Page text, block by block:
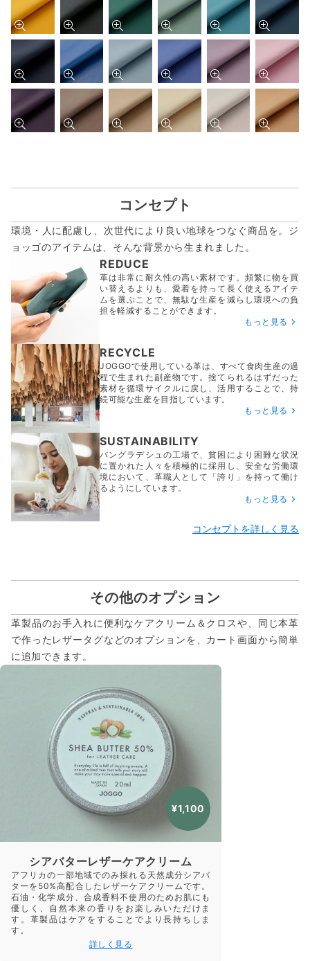
コンセプト
環境・人に配慮し、次世代により良い地球をつなぐ商品を。ジ
ョッゴのアイテムは、 そんな背景から生まれました。
REDUCE
革は非常に耐久性の高い素材です。頻繁に物を買
い替えるよりも、愛着を持って長く使えるアイテ
ムを選ぶことで、無駄な生産を減らし環境への負
担を軽減することができます。
もっと見る
RECYCLE
JOGGOで使用している革は、すべて食肉生産の過
程で生まれた副産物です。捨てられるはずだった
素材を循環サイクルに戻し、活用することで、持
続可能な生産を目指しています。
もっと見る
SUSTAINABILITY
バングラデシュの工場で、貧困により困難な状況
に置かれた人々を積極的に採用し、安全な労働環
境において、革職人として「誇り」を持って働け
るようにしています。
もっと見る
コンセプトを詳しく見る
その他のオプション
革製品のお手入れに便利なケアクリーム＆クロスや、同じ本革
で作ったレザータグなどのオプションを、カート画面から簡単
に追加できます。
¥1,100
シアバターレザーケアクリーム
アフリカの一部地域でのみ採れる天然成分シアバ
ターを50%高配合したレザーケアクリームです。
石油・化学成分、合成香料不使用のためお肌にも
優しく、自然本来の香りをお楽しみいただけま
す。革製品はケアをすることでより長持ちしま
す。
詳しく見る